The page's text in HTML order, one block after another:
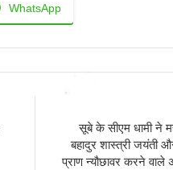
WhatsApp
सूबे के सीएम धामी ने
बहादुर शास्त्री जयंती
प्राण न्यौछावर करने वाले